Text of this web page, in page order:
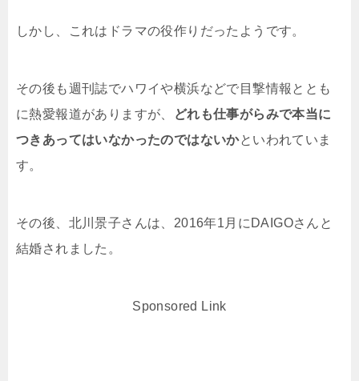
しかし、これはドラマの役作りだったようです。
その後も週刊誌でハワイや横浜などで目撃情報ととも
に熱愛報道がありますが、
どれも仕事がらみで本当に
つきあってはいなかったのではないかといわれていま
す。
その後、北川景子さんは、2016年1月にDAIGOさんと
結婚されました。
Sponsored Link